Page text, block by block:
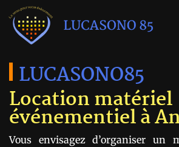
LUCASONO85
Location matériel
événementiel à
Vous envisagez d’organiser un